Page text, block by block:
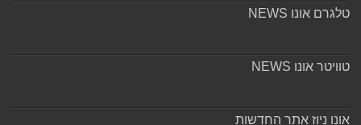
טלגרם אונו NEWS
טוויטר אונו NEWS
אונו ניוז אתר החדשות